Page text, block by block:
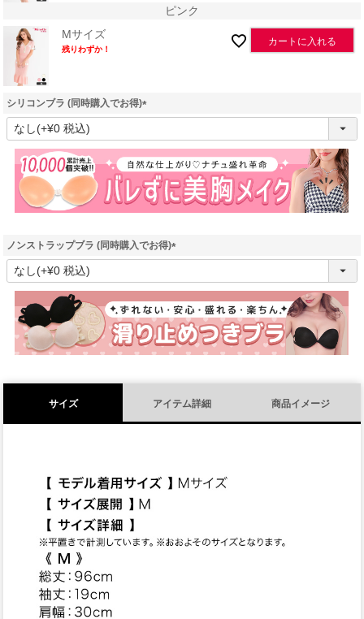
ピンク
Mサイズ
残りわずか！
カートに入れる
シリコンブラ (同時購入でお得)
(
須
)
ノンストラップブラ (同時購入でお得)
(
須
)
サイズ アイテム詳細 商品イメージ